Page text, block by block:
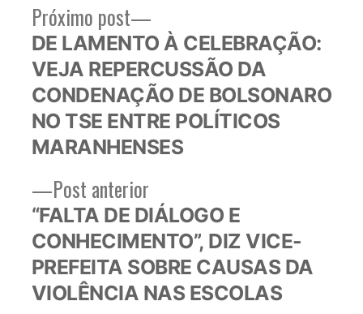
Navegação
de
Post
Post anteriorPost
anterior:
“FALTA DE DIÁLOGO E
CONHECIMENTO”, DIZ VICE-
PREFEITA SOBRE CAUSAS DA
VIOLÊNCIA NAS ESCOLAS
Próximo post
Próximo
post:
DE LAMENTO À CELEBRAÇÃO:
VEJA REPERCUSSÃO DA
CONDENAÇÃO DE BOLSONARO
NO TSE ENTRE POLÍTICOS
MARANHENSES